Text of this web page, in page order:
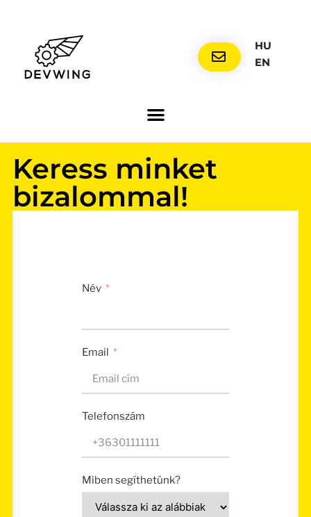
HU
EN
Keress minket
bizalommal!
Név
Email
Telefonszám
Miben segíthetünk?